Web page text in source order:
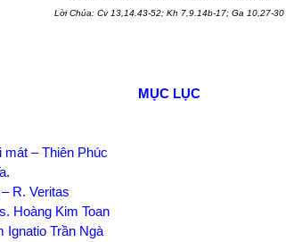
Lời Chúa: Cv 13,14.43-52; Kh 7,9.14b-17; Ga 10,27-30
MỤC LỤC
– Thiên Phúc
R. Veritas
Hoàng Kim Toan
Ignatio Trần Ngà